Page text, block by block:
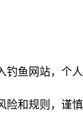
鱼网站，个
险和规则，谨